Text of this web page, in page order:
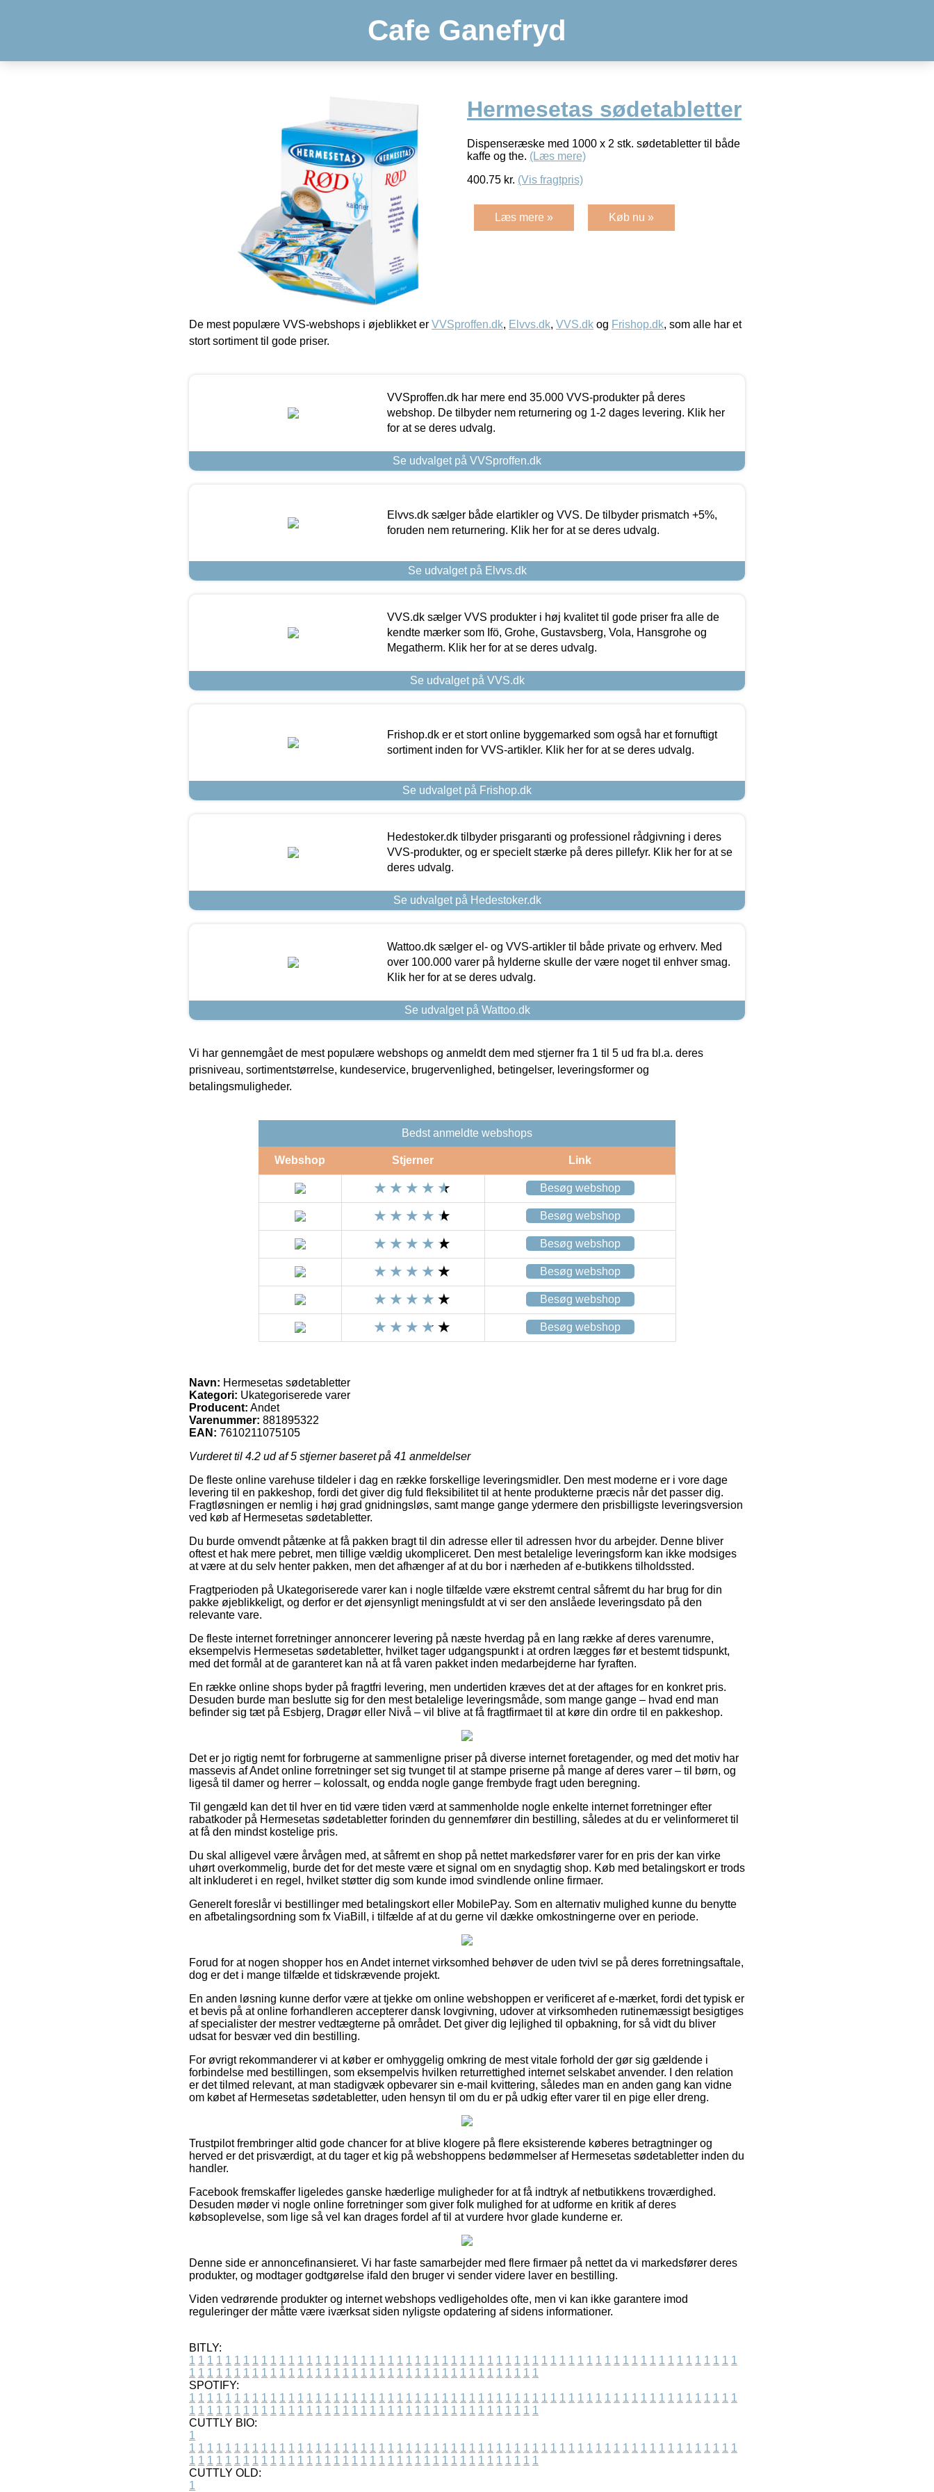
Cafe Ganefryd
Hermesetas sødetabletter
Dispenseræske med 1000 x 2 stk. sødetabletter til både
kaffe og the. (Læs mere)
400.75 kr. (Vis fragtpris)
Læs mere » Køb nu »
De mest populære VVS-webshops i øjeblikket er VVSproffen.dk, Elvvs.dk, VVS.dk og Frishop.dk, som alle har et
stort sortiment til gode priser.
VVSproffen.dk har mere end 35.000 VVS-produkter på deres
webshop. De tilbyder nem returnering og 1-2 dages levering. Klik her
for at se deres udvalg.
Se udvalget på VVSproffen.dk
Elvvs.dk sælger både elartikler og VVS. De tilbyder prismatch +5%,
foruden nem returnering. Klik her for at se deres udvalg.
Se udvalget på Elvvs.dk
VVS.dk sælger VVS produkter i høj kvalitet til gode priser fra alle de
kendte mærker som Ifö, Grohe, Gustavsberg, Vola, Hansgrohe og
Megatherm. Klik her for at se deres udvalg.
Se udvalget på VVS.dk
Frishop.dk er et stort online byggemarked som også har et fornuftigt
sortiment inden for VVS-artikler. Klik her for at se deres udvalg.
Se udvalget på Frishop.dk
Hedestoker.dk tilbyder prisgaranti og professionel rådgivning i deres
VVS-produkter, og er specielt stærke på deres pillefyr. Klik her for at se
deres udvalg.
Se udvalget på Hedestoker.dk
Wattoo.dk sælger el- og VVS-artikler til både private og erhverv. Med
over 100.000 varer på hylderne skulle der være noget til enhver smag.
Klik her for at se deres udvalg.
Se udvalget på Wattoo.dk
Vi har gennemgået de mest populære webshops og anmeldt dem med stjerner fra 1 til 5 ud fra bl.a. deres
prisniveau, sortimentstørrelse, kundeservice, brugervenlighed, betingelser, leveringsformer og
betalingsmuligheder.
Bedst anmeldte webshops
Webshop Stjerner Link
Besøg webshop
Besøg webshop
Besøg webshop
Besøg webshop
Besøg webshop
Besøg webshop
Navn: Hermesetas sødetabletter
Kategori: Ukategoriserede varer
Producent: Andet
Varenummer: 881895322
EAN: 7610211075105
Vurderet til 4.2 ud af 5 stjerner baseret på 41 anmeldelser
De fleste online varehuse tildeler i dag en række forskellige leveringsmidler. Den mest moderne er i vore dage
levering til en pakkeshop, fordi det giver dig fuld fleksibilitet til at hente produkterne præcis når det passer dig.
Fragtløsningen er nemlig i høj grad gnidningsløs, samt mange gange ydermere den prisbilligste leveringsversion
ved køb af Hermesetas sødetabletter.
Du burde omvendt påtænke at få pakken bragt til din adresse eller til adressen hvor du arbejder. Denne bliver
oftest et hak mere pebret, men tillige vældig ukompliceret. Den mest betalelige leveringsform kan ikke modsiges
at være at du selv henter pakken, men det afhænger af at du bor i nærheden af e-butikkens tilholdssted.
Fragtperioden på Ukategoriserede varer kan i nogle tilfælde være ekstremt central såfremt du har brug for din
pakke øjeblikkeligt, og derfor er det øjensynligt meningsfuldt at vi ser den anslåede leveringsdato på den
relevante vare.
De fleste internet forretninger annoncerer levering på næste hverdag på en lang række af deres varenumre,
eksempelvis Hermesetas sødetabletter, hvilket tager udgangspunkt i at ordren lægges før et bestemt tidspunkt,
med det formål at de garanteret kan nå at få varen pakket inden medarbejderne har fyraften.
En række online shops byder på fragtfri levering, men undertiden kræves det at der aftages for en konkret pris.
Desuden burde man beslutte sig for den mest betalelige leveringsmåde, som mange gange – hvad end man
befinder sig tæt på Esbjerg, Dragør eller Nivå – vil blive at få fragtfirmaet til at køre din ordre til en pakkeshop.
Det er jo rigtig nemt for forbrugerne at sammenligne priser på diverse internet foretagender, og med det motiv har
massevis af Andet online forretninger set sig tvunget til at stampe priserne på mange af deres varer – til børn, og
ligeså til damer og herrer – kolossalt, og endda nogle gange frembyde fragt uden beregning.
Til gengæld kan det til hver en tid være tiden værd at sammenholde nogle enkelte internet forretninger efter
rabatkoder på Hermesetas sødetabletter forinden du gennemfører din bestilling, således at du er velinformeret til
at få den mindst kostelige pris.
Du skal alligevel være årvågen med, at såfremt en shop på nettet markedsfører varer for en pris der kan virke
uhørt overkommelig, burde det for det meste være et signal om en snydagtig shop. Køb med betalingskort er trods
alt inkluderet i en regel, hvilket støtter dig som kunde imod svindlende online firmaer.
Generelt foreslår vi bestillinger med betalingskort eller MobilePay. Som en alternativ mulighed kunne du benytte
en afbetalingsordning som fx ViaBill, i tilfælde af at du gerne vil dække omkostningerne over en periode.
Forud for at nogen shopper hos en Andet internet virksomhed behøver de uden tvivl se på deres forretningsaftale,
dog er det i mange tilfælde et tidskrævende projekt.
En anden løsning kunne derfor være at tjekke om online webshoppen er verificeret af e-mærket, fordi det typisk er
et bevis på at online forhandleren accepterer dansk lovgivning, udover at virksomheden rutinemæssigt besigtiges
af specialister der mestrer vedtægterne på området. Det giver dig lejlighed til opbakning, for så vidt du bliver
udsat for besvær ved din bestilling.
For øvrigt rekommanderer vi at køber er omhyggelig omkring de mest vitale forhold der gør sig gældende i
forbindelse med bestillingen, som eksempelvis hvilken returrettighed internet selskabet anvender. I den relation
er det tilmed relevant, at man stadigvæk opbevarer sin e-mail kvittering, således man en anden gang kan vidne
om købet af Hermesetas sødetabletter, uden hensyn til om du er på udkig efter varer til en pige eller dreng.
Trustpilot frembringer altid gode chancer for at blive klogere på flere eksisterende køberes betragtninger og
herved er det prisværdigt, at du tager et kig på webshoppens bedømmelser af Hermesetas sødetabletter inden du
handler.
Facebook fremskaffer ligeledes ganske hæderlige muligheder for at få indtryk af netbutikkens troværdighed.
Desuden møder vi nogle online forretninger som giver folk mulighed for at udforme en kritik af deres
købsoplevelse, som lige så vel kan drages fordel af til at vurdere hvor glade kunderne er.
Denne side er annoncefinansieret. Vi har faste samarbejder med flere firmaer på nettet da vi markedsfører deres
produkter, og modtager godtgørelse ifald den bruger vi sender videre laver en bestilling.
Viden vedrørende produkter og internet webshops vedligeholdes ofte, men vi kan ikke garantere imod
reguleringer der måtte være iværksat siden nyligste opdatering af sidens informationer.
BITLY:
1 1 1 1 1 1 1 1 1 1 1 1 1 1 1 1 1 1 1 1 1 1 1 1 1 1 1 1 1 1 1 1 1 1 1 1 1 1 1 1 1 1 1 1 1 1 1 1 1 1 1 1 1 1 1 1 1 1 1 1 1
1 1 1 1 1 1 1 1 1 1 1 1 1 1 1 1 1 1 1 1 1 1 1 1 1 1 1 1 1 1 1 1 1 1 1 1 1 1 1
SPOTIFY:
1 1 1 1 1 1 1 1 1 1 1 1 1 1 1 1 1 1 1 1 1 1 1 1 1 1 1 1 1 1 1 1 1 1 1 1 1 1 1 1 1 1 1 1 1 1 1 1 1 1 1 1 1 1 1 1 1 1 1 1 1
1 1 1 1 1 1 1 1 1 1 1 1 1 1 1 1 1 1 1 1 1 1 1 1 1 1 1 1 1 1 1 1 1 1 1 1 1 1 1
CUTTLY BIO:
1
1 1 1 1 1 1 1 1 1 1 1 1 1 1 1 1 1 1 1 1 1 1 1 1 1 1 1 1 1 1 1 1 1 1 1 1 1 1 1 1 1 1 1 1 1 1 1 1 1 1 1 1 1 1 1 1 1 1 1 1 1
1 1 1 1 1 1 1 1 1 1 1 1 1 1 1 1 1 1 1 1 1 1 1 1 1 1 1 1 1 1 1 1 1 1 1 1 1 1 1
CUTTLY OLD:
1